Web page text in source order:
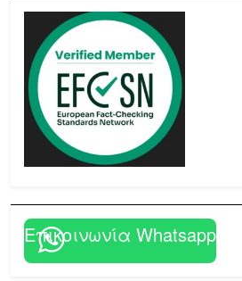
Επικοινωνία Whatsapp